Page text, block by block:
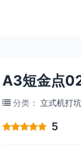
A3短金点
分类 ： 立式机打坑
5